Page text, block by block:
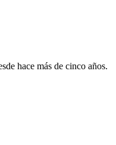
hace más de cinco años.